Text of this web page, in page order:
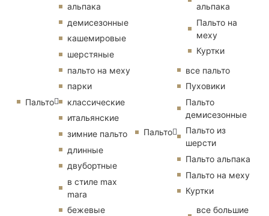
Пальто
альпака
демисезонные
кашемировые
шерстяные
пальто на меху
парки
классические
итальянские
зимние пальто
длинные
двубортные
в стиле max
mara
бежевые
альпака
Пальто на
меху
Куртки
Пальто
все пальто
Пуховики
Пальто
демисезонные
Пальто из
шерсти
Пальто альпака
Пальто на меху
Куртки
все большие